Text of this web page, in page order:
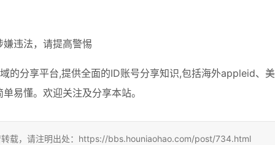
违法，请提高警惕
的分享平台,提供全面的ID账号分享知识,包括海外appleid、
易懂。欢迎关注及分享本站。
载，请注明出处：https://bbs.houniaohao.com/post/734.html